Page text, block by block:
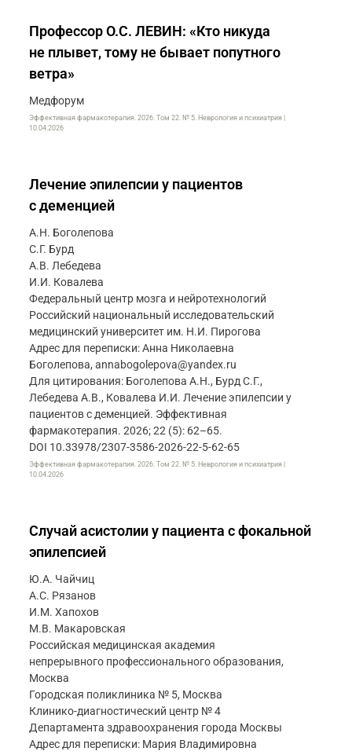
Профессор О.С. ЛЕВИН: «Кто никуда
не плывет, тому не бывает попутного
ветра»
Медфорум
Эффективная фармакотерапия. 2026. Том 22. № 5. Неврология и психиатрия |
10.04.2026
Лечение эпилепсии у пациентов
с деменцией
А.Н. Боголепова
С.Г. Бурд
А.В. Лебедева
И.И. Ковалева
Федеральный центр мозга и нейротехнологий
Российский национальный исследовательский
медицинский университет им. Н.И. Пирогова
Адрес для переписки: Анна Николаевна
Боголепова, annabogolepova@yandex.ru
Для цитирования: Боголепова А.Н., Бурд С.Г.,
Лебедева А.В., Ковалева И.И. Лечение эпилепсии у
пациентов с деменцией. Эффективная
фармакотерапия. 2026; 22 (5): 62–65.
DOI 10.33978/2307-3586-2026-22-5-62-65
Эффективная фармакотерапия. 2026. Том 22. № 5. Неврология и психиатрия |
10.04.2026
Случай асистолии у пациента с фокальной
эпилепсией
Ю.А. Чайчиц
А.С. Рязанов
И.М. Хапохов
М.В. Макаровская
Российская медицинская академия
непрерывного профессионального образования,
Москва
Городская поликлиника № 5, Москва
Клинико-диагностический центр № 4
Департамента здравоохранения города Москвы
Адрес для переписки: Мария Владимировна